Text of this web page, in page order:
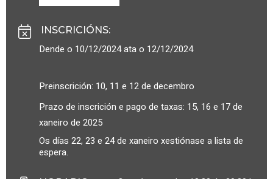
INSCRICIÓNS:
Dende o 10/12/2024 ata o 12/12/2024
Preinscrición: 10, 11 e 12 de decembro
Prazo de inscrición e pago de taxas: 15, 16 e 17 de
xaneiro de 2025
Os días 22, 23 e 24 de xaneiro xestiónase a lista de
espera.